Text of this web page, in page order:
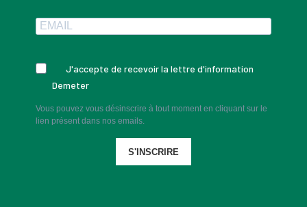
J'accepte de recevoir la lettre d'information
Demeter
Vous pouvez vous désinscrire à tout moment en cliquant sur le
lien présent dans nos emails.
S'INSCRIRE